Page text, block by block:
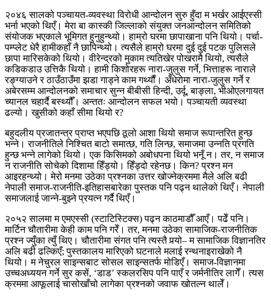
२०४६ सालको पञ्चायत-व्यवस्था विरोधी आन्दोलन सुरु हुँदा म भर्खर आईएस्सी
भर्ना भएको थिएँ। मेरा बा कास्की जिल्लाको संयुक्त जनआन्दोलन समितिको
संयोजक भएकाले भूमिगत हुनुहुन्थ्यो। हाम्रो घरमा छापाखाना पनि थियो। पर्चा-
पम्प्लेट धेरै हामीकहाँ नै छापिन्थ्यो। त्यसैले हाम्रो घरमा दुई दुई पटक पुलिसले
छापा मारिसकेको थियो। वीरेन्द्रको मुकाम त्यतिखेर पोखरामै थियो, त्यसैले
कडिकडाउ उत्तिकै थियो। हामी किशोरहरू नारा-जुलुस गर्ने, भित्ताहरू नाराले
रङ्ग्याउने र ठाउँठाउँमा झडा गाड्ने काम गर्थ्यौं। अँधेरोमा नारा-जुलुस गर्ने र
अबेरसम्म आन्दोलनको समाचार सुन्न बीबीसी हिन्दी, उर्दू, बाङ्ला, भीओएलगायत
च्यानल चहार्दै बस्थ्यौँ। अन्ततः आन्दोलन सफल भयो। पञ्चायती व्यवस्था
ढल्यो। खुसीको कहाँ सीमा थियो र?
बहुदलीय प्रजातन्त्र प्राप्त भएपछि ठूलो आशा थियो समाज रूपान्तरित हुन्छ
भन्ने। राजनीतिले निश्चित बाटो समात्छ, गति लिन्छ, समाजमा उन्नति प्रगति
हुन्छ भन्ने लागेको थियो। एक किसिमको अबोधपना थियो भनूँ न। तर, न समाज
न राजनीति सोचेको दिशामा हिँड्यो। हिँड्दो रहेनछ। किन? प्रश्न मन
आइरहन्थ्यो। मेरो मनमा उठेका प्रश्नका उत्तर खोज्नेक्रममा मैले अलि बढी
नेपाली समाज-राजनीति-इतिहासबारेका पुस्तक पनि पढ्न थालेको थिएँ। नेपाली
समाजलाई जान्ने-बुझ्ने प्रयत्न गर्दै थिएँ।
२०५२ सालमा म एमएस्सी (स्टाटिस्टिक्स) पढ्न काठमाडौँ आएँ। पढेँ पनि।
मार्टिन चौतारीमा केही काम पनि गरेँ। तर, मनमा उठेका सामाजिक-राजनीतिक
प्रश्न ज्युँका त्युँ थिए। चौतारीमा संगत पनि त्यस्तै पर्‍यो– म सामाजिक विज्ञानतिर
अलि बढी ढल्किएँ; पुस्तकालय मारिएको घटनाले मलाई रन्थनाइराखेको नै
थियो। म नेचुरल साइन्सबाट सोसल साइन्सतर्फ मोडिएँ। समाज-विज्ञानमा
उच्चअध्ययन गर्ने सुर कसें, ‘डाड’ स्कलरसिप पनि पाएँ र जर्मनीतिर लागेँ। त्यस
क्रममा आफूलाई चासोखाँचो लागेका प्रश्नको जवाफ खोतल्न थालेँ।